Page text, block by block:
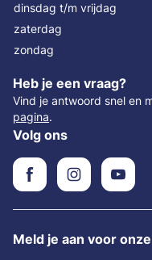
dinsdag t/m vrijdag
zaterdag
zondag
Heb je een vraag?
Vind je antwoord snel en
pagina.
Volg ons
Meld je aan voor